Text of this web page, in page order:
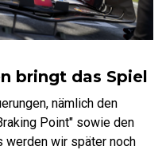
bringt das Spiel
nämlich den
Point" sowie den
werden wir später noch